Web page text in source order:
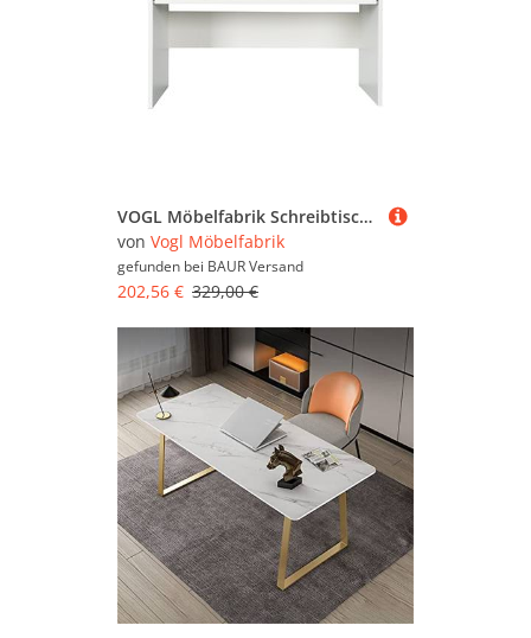
VOGL Möbelfabrik Schreibtisch "Barrie mit 2-farbigem Tastaturauszug" in 2 Breiten, 2,5 cm Tischplattenstärke, Made in Germany
von Vogl Möbelfabrik
gefunden bei BAUR Versand
202,56 € 329,00 €